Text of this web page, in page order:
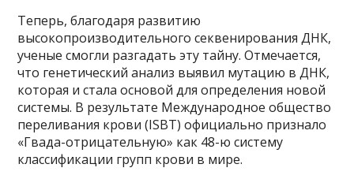
Теперь, благодаря развитию
высокопроизводительного секвенирования ДНК,
ученые смогли разгадать эту тайну. Отмечается,
что генетический анализ выявил мутацию в ДНК,
которая и стала основой для определения новой
системы. В результате Международное общество
переливания крови (ISBT) официально признало
«Гвада-отрицательную» как 48-ю систему
классификации групп крови в мире.